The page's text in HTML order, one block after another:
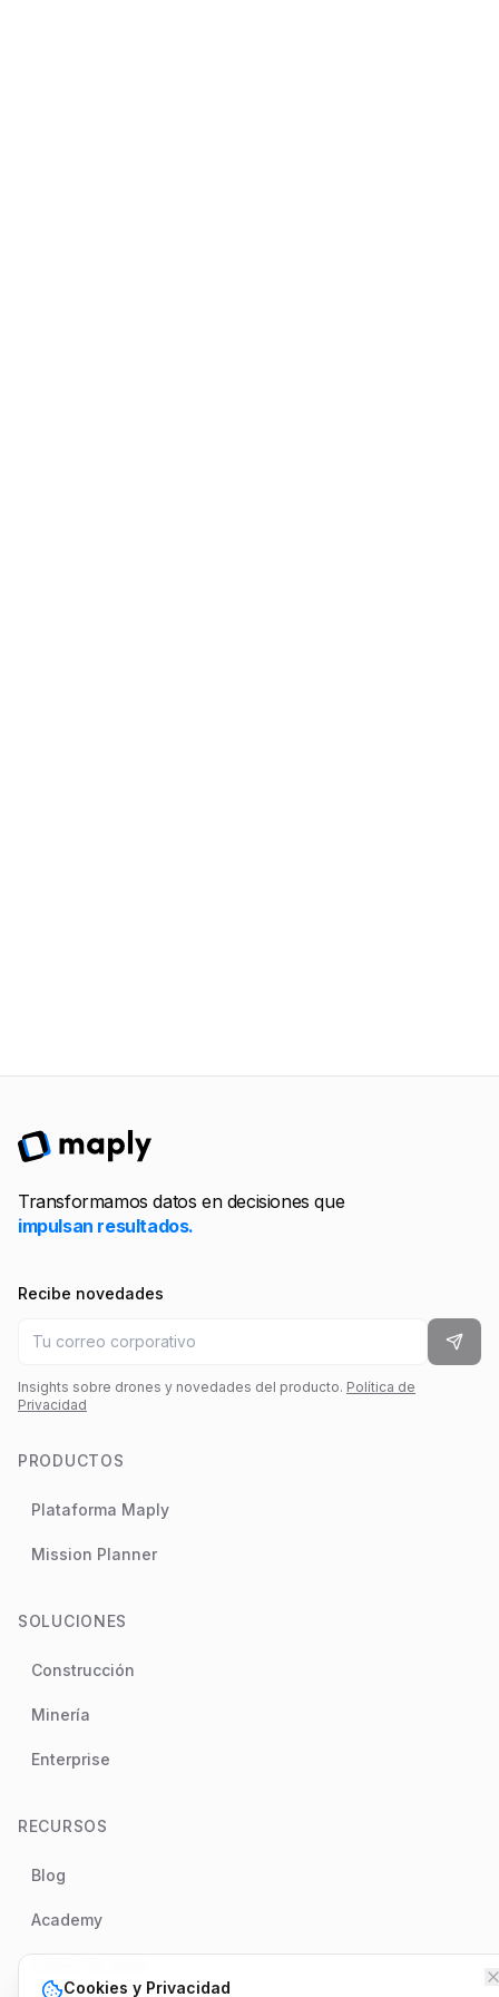
Transformamos datos en decisiones que
impulsan resultados.
Recibe novedades
Insights sobre drones y novedades del producto. Política de
Privacidad
PRODUCTOS
Plataforma Maply
Mission Planner
SOLUCIONES
Construcción
Minería
Enterprise
RECURSOS
Blog
Academy
Cookies y Privacidad